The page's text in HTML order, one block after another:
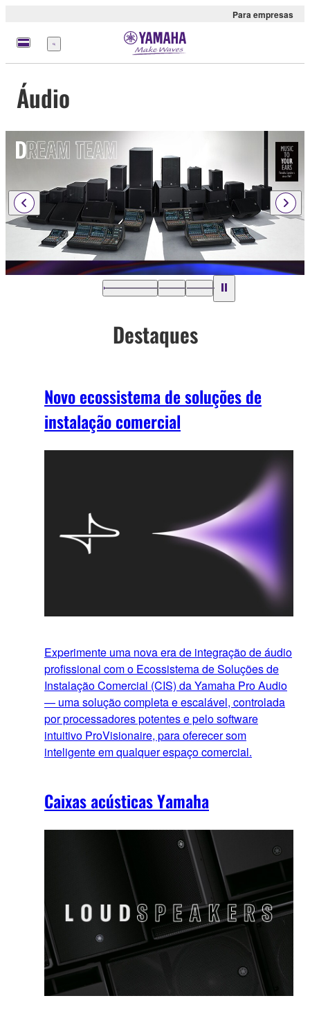
Para empresas
Menu
Áudio
Destaques
Novo ecossistema de soluções de
instalação comercial
Experimente uma nova era de integração de áudio
profissional com o Ecossistema de Soluções de
Instalação Comercial (CIS) da Yamaha Pro Audio
— uma solução completa e escalável, controlada
por processadores potentes e pelo software
intuitivo ProVisionaire, para oferecer som
inteligente em qualquer espaço comercial.
Caixas acústicas Yamaha